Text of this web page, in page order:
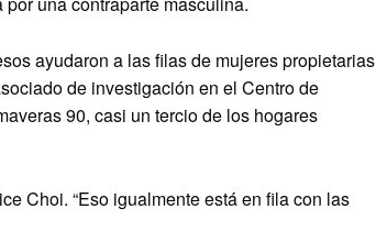
ayudaron a las filas de mujeres propietarias
de investigación en el Centro de
90, casi un tercio de los hogares
Choi. “Eso igualmente está en fila con las